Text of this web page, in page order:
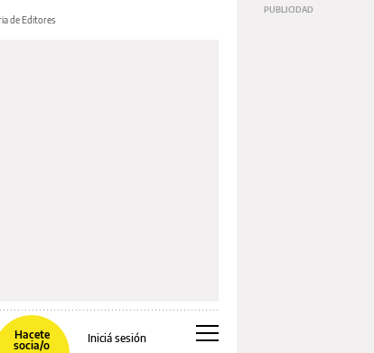
de Editores
Hacete
socia/o
Iniciá sesión